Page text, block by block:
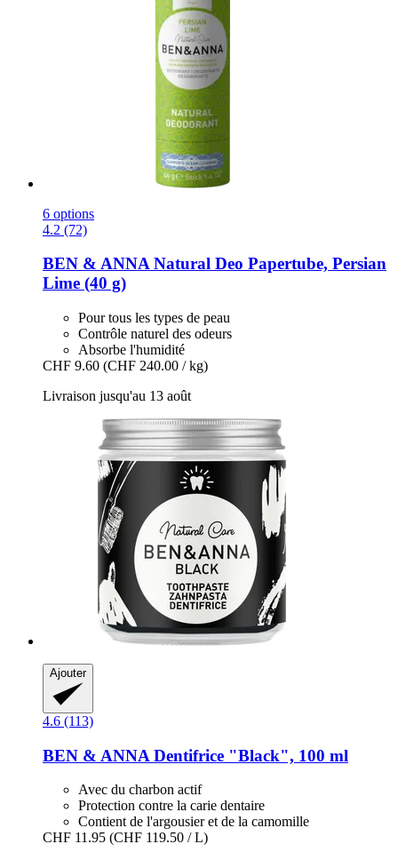
6 options
4.2 (72)
BEN & ANNANatural Deo Papertube, Persian
Lime (40 g)
Pour tous les types de peau
Contrôle naturel des odeurs
Absorbe l'humidité
CHF 9.60 (CHF 240.00 / kg)
Livraison jusqu'au 13 août
Ajouter
4.6 (113)
BEN & ANNA Dentifrice "Black", 100 ml
Avec du charbon actif
Protection contre la carie dentaire
Contient de l'argousier et de la camomille
CHF 11.95 (CHF 119.50 / L)